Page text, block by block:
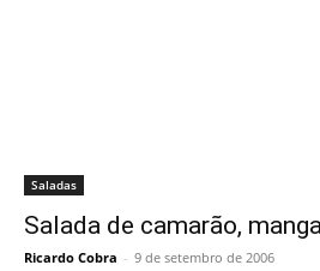
Saladas
Salada de camarão,
Ricardo Cobra - 9 de setembro de 2006